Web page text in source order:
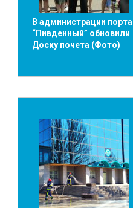
В администрации порта
“Пивденный” обновили
Доску почета (Фото)